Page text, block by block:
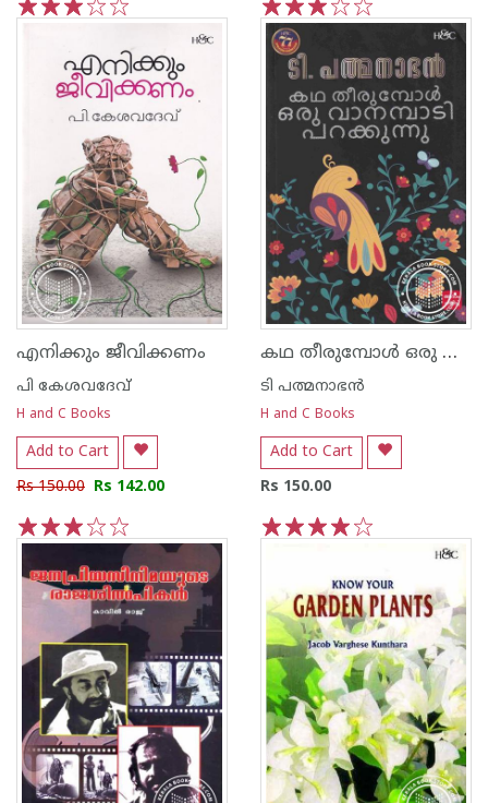
5
4
3
2
1
എനിക്കും ജീവിക്കണം
പി കേശവദേവ്‌
H and C Books
Add to Cart
Rs 150.00 Rs 142.00
5
4
3
2
1
കഥ തീരുമ്പോള്‍ ഒരു വാനമ്പാടി പറക്കുന്നു
ടി പത്മനാഭന്‍
H and C Books
Add to Cart
Rs 150.00